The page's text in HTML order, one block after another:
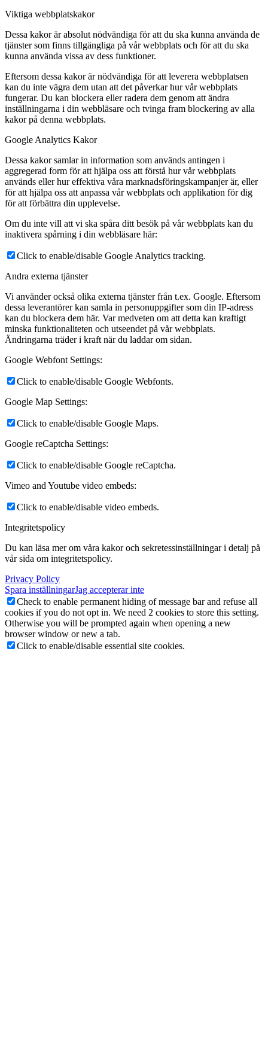
Viktiga webbplatskakor
Dessa kakor är absolut nödvändiga för att du ska kunna använda de
tjänster som finns tillgängliga på vår webbplats och för att du ska
kunna använda vissa av dess funktioner.
Eftersom dessa kakor är nödvändiga för att leverera webbplatsen
kan du inte vägra dem utan att det påverkar hur vår webbplats
fungerar. Du kan blockera eller radera dem genom att ändra
inställningarna i din webbläsare och tvinga fram blockering av alla
kakor på denna webbplats.
Google Analytics Kakor
Dessa kakor samlar in information som används antingen i
aggregerad form för att hjälpa oss att förstå hur vår webbplats
används eller hur effektiva våra marknadsföringskampanjer är, eller
för att hjälpa oss att anpassa vår webbplats och applikation för dig
för att förbättra din upplevelse.
Om du inte vill att vi ska spåra ditt besök på vår webbplats kan du
inaktivera spårning i din webbläsare här:
Click to enable/disable Google Analytics tracking.
Andra externa tjänster
Vi använder också olika externa tjänster från t.ex. Google. Eftersom
dessa leverantörer kan samla in personuppgifter som din IP-adress
kan du blockera dem här. Var medveten om att detta kan kraftigt
minska funktionaliteten och utseendet på vår webbplats.
Ändringarna träder i kraft när du laddar om sidan.
Google Webfont Settings:
Click to enable/disable Google Webfonts.
Google Map Settings:
Click to enable/disable Google Maps.
Google reCaptcha Settings:
Click to enable/disable Google reCaptcha.
Vimeo and Youtube video embeds:
Click to enable/disable video embeds.
Integritetspolicy
Du kan läsa mer om våra kakor och sekretessinställningar i detalj på
vår sida om integritetspolicy.
Privacy Policy
Spara inställningarJag accepterar inte
Check to enable permanent hiding of message bar and refuse all
cookies if you do not opt in. We need 2 cookies to store this setting.
Otherwise you will be prompted again when opening a new
browser window or new a tab.
Click to enable/disable essential site cookies.